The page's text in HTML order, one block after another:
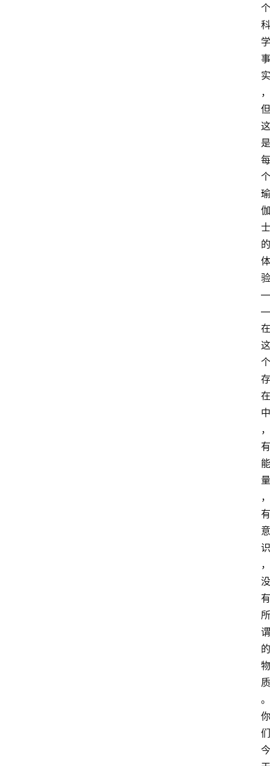
个
科
学
事
实
，
但
这
是
每
个
瑜
伽
士
的
体
验
—
—
在
这
个
存
在
中
，
有
能
量
，
有
意
识
，
没
有
所
谓
的
物
质
。
你
们
今